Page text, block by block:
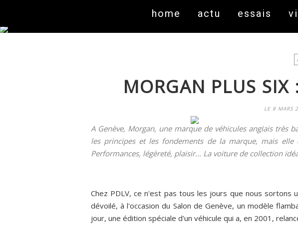
home actu essais
MORGAN PLUS
LE 8 MARS
A Genève, Morgan, une marque de véhicules anglais très
les principes et les fondements de la marque, mais
Performances, légèreté, plaisir... La voiture de collection
Chez PDLV, ce n'est pas tous les jours que nous
dévoilé, à l'occasion du Salon de Genève, un modèle
jour, une édition spéciale d'un véhicule qui a, en 2001,